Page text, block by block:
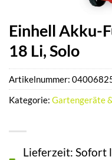
Einhell Akku-
18 Li, Solo
Lieferzeit: Sofort
Artikelnummer:
Kategorie: Gartengeräte